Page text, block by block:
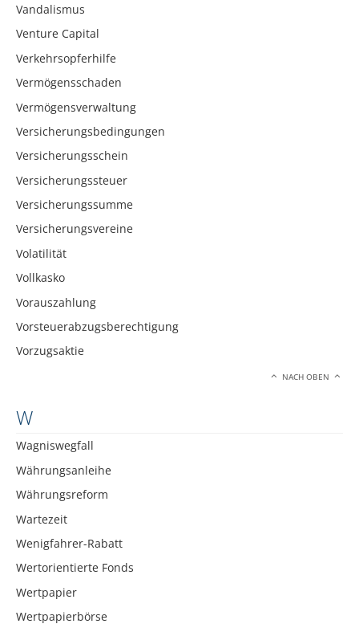
Vandalismus
Venture Capital
Verkehrsopferhilfe
Vermögensschaden
Vermögensverwaltung
Versicherungsbedingungen
Versicherungsschein
Versicherungssteuer
Versicherungssumme
Versicherungsvereine
Volatilität
Vollkasko
Vorauszahlung
Vorsteuerabzugsberechtigung
Vorzugsaktie
NACH OBEN
W
Wagniswegfall
Währungsanleihe
Währungsreform
Wartezeit
Wenigfahrer-Rabatt
Wertorientierte Fonds
Wertpapier
Wertpapierbörse